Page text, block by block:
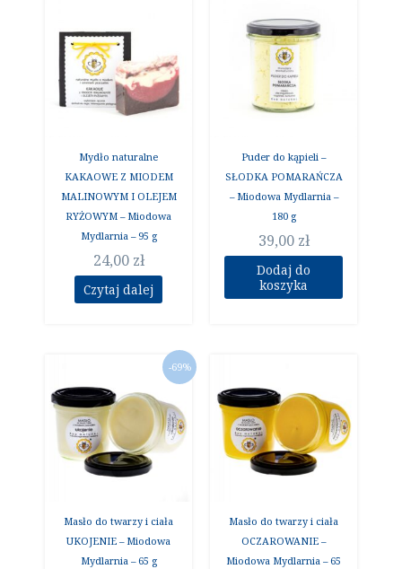
Mydło naturalne
KAKAOWE Z MIODEM
MALINOWYM I OLEJEM
RYŻOWYM – Miodowa
Mydlarnia – 95 g
24,00 zł
Czytaj dalej
Puder do kąpieli –
SŁODKA POMARAŃCZA
– Miodowa Mydlarnia –
180 g
39,00 zł
Dodaj do
koszyka
-69%
Masło do twarzy i ciała
UKOJENIE – Miodowa
Mydlarnia – 65 g
Pierwotna
wynosiła:
49,00 zł.
Aktualna
cena
wynosi:
15,00 zł.
Masło do twarzy i ciała
OCZAROWANIE –
Miodowa Mydlarnia – 65